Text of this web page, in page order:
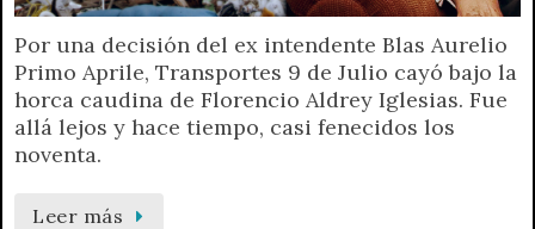
Por una decisión del ex intendente Blas Aurelio
Primo Aprile, Transportes 9 de Julio cayó bajo la
horca caudina de Florencio Aldrey Iglesias. Fue
allá lejos y hace tiempo, casi fenecidos los
noventa.
Leer más